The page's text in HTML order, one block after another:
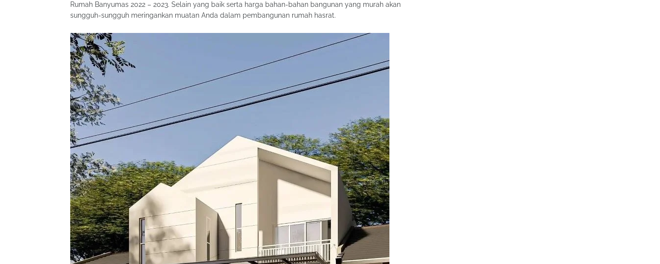
Rumah Banyumas 2022 – 2023. Selain yang baik serta harga bahan-bahan bangunan yang murah akan
sungguh-sungguh meringankan muatan Anda dalam pembangunan rumah hasrat.